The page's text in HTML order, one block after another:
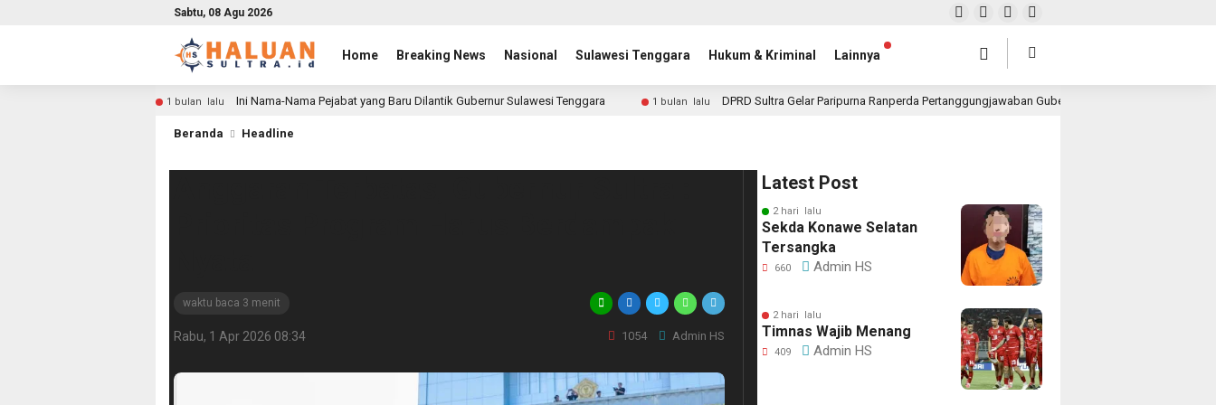
Sabtu, 08 Agu 2026
Home Breaking News Nasional Sulawesi Tenggara Hukum & Kriminal Lainnya
1 bulan lalu Ini Nama-Nama Pejabat yang Baru Dilantik Gubernur Sulawesi Tenggara 1 bulan lalu DPRD Sultra Gelar Paripurna Ranperda Pertanggungjawaban Gubernur 2025, Realisasi APBD
Beranda Headline
waktu baca 3 menit
Rabu, 1 Apr 2026 08:34 1054 Admin HS
Latest Post
2 hari lalu
Sekda Konawe Selatan
Tersangka
660 Admin HS
2 hari lalu
Timnas Wajib Menang
409 Admin HS